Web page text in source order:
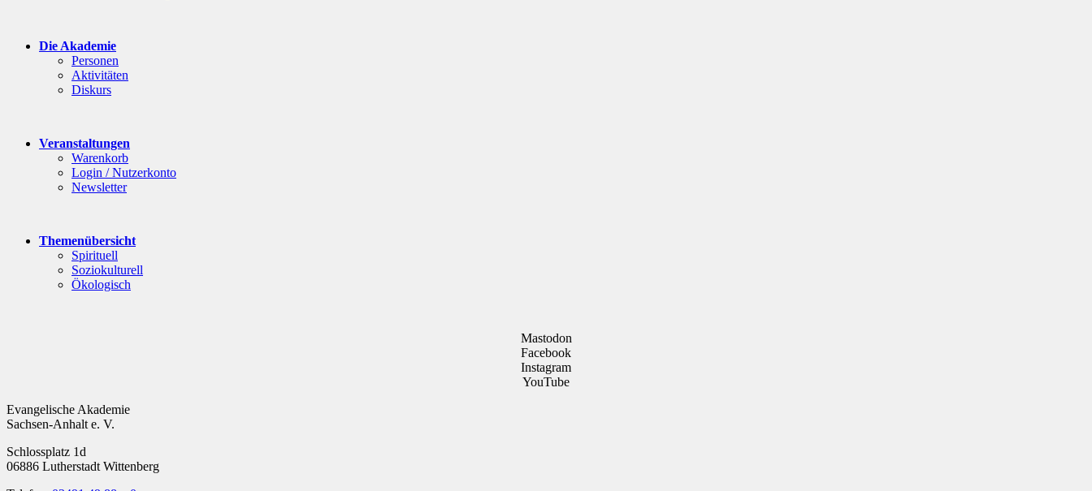
Die Akademie
Personen
Aktivitäten
Diskurs
Veranstaltungen
Warenkorb
Login / Nutzerkonto
Newsletter
Themenübersicht
Spirituell
Soziokulturell
Ökologisch
Mastodon
Facebook
Instagram
YouTube
Evangelische Akademie
Sachsen-Anhalt e. V.
Schlossplatz 1d
06886 Lutherstadt Wittenberg